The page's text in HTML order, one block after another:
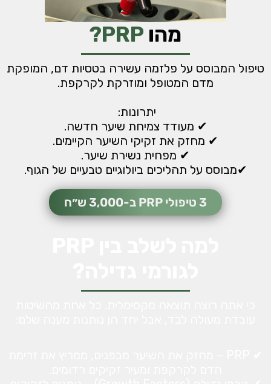
מהו PRP?
טיפול המבוסס על פלזמה עשירה בטסיות דם, המופקת
מדם המטופל ומוזרקת לקרקפת.
יתרונות:
✔ מעודד צמיחת שיער חדשה.
✔ מחזק את זקיקי השיער הקיימים.
✔ מפחית נשירת שיער.
✔מבוסס על תהליכים ביולוגיים טבעיים של הגוף.
3 טיפולי PRP ב-3,000 ש״ח